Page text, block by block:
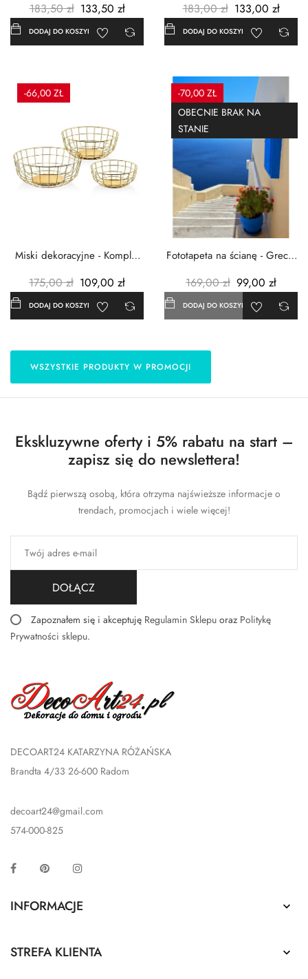
183,50 zł 133,50 zł
DODAJ DO KOSZYKA
183,00 zł 133,00 zł
DODAJ DO KOSZYKA
-66,00 ZŁ
Miski dekoracyjne - Komplet
175,00 zł 109,00 zł
DODAJ DO KOSZYKA
-70,00 ZŁ
OBECNIE BRAK NA
STANIE
Fototapeta na ścianę - Grecja
169,00 zł 99,00 zł
DODAJ DO KOSZYKA
WSZYSTKIE PRODUKTY W PROMOCJI
Ekskluzywne oferty i 5% rabatu na start –
zapisz się do newslettera!
Bądź pierwszą osobą, która otrzyma najświeższe informacje o
trendach, promocjach i wiele więcej!
DOŁĄCZ
Zapoznałem się i akceptuję Regulamin Sklepu oraz Politykę
Prywatności sklepu.
DECOART24 KATARZYNA RÓŻAŃSKA
Brandta 4/33 26-600 Radom
decoart24@gmail.com
574-000-825
Facebook Pinterest
INFORMACJE 
STREFA KLIENTA 